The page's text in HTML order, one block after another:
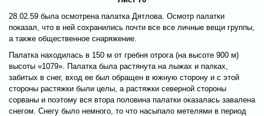
28.02.59 была осмотрена палатка Дятлова. Осмотр палатки
показал, что в ней сохранились почти все все личные вещи группы,
а также общественное снаряжение.
Палатка находилась в 150 м от гребня отрога (на высоте 900 м)
высоты «1079». Палатка была растянута на лыжах и палках,
забитых в снег, вход ее был обращен в южную сторону и с этой
стороны растяжки были целы, а растяжки северной стороны
сорваны и поэтому вся втора половина палатки оказалась завалена
снегом. Снегу было немного, то что насыпало метелями в период